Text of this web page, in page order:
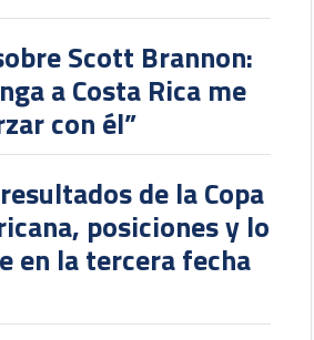
Scott Brannon:
a Costa Rica me
con él”
de la Copa
posiciones y lo
en la tercera fecha